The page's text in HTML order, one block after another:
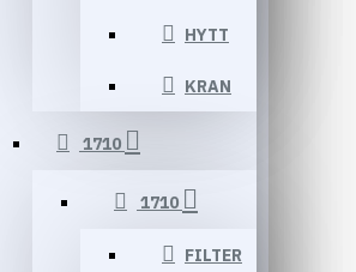
HYTT
KRAN
1710
1710
FILTER